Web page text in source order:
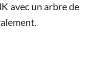
avec un arbre de